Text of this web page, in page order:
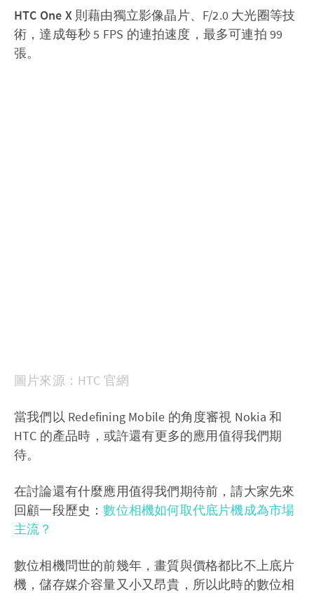
HTC One X則藉由獨立影像晶片、F/2.0 大光圈等技
術，達成每秒 5 FPS 的連拍速度，最多可連拍 99
張。
圖片來源：HTC 官網
當我們以 Redefining Mobile 的角度審視 Nokia 和
HTC 的產品時，或許還有更多的應用值得我們期
待。
在討論還有什麼應用值得我們期待前，請大家先來
回顧一段歷史：數位相機如何取代底片機成為市場
主流？
數位相機問世的前幾年，畫質與價格都比不上底片
機，儲存媒介容量又小又昂貴，所以此時的數位相